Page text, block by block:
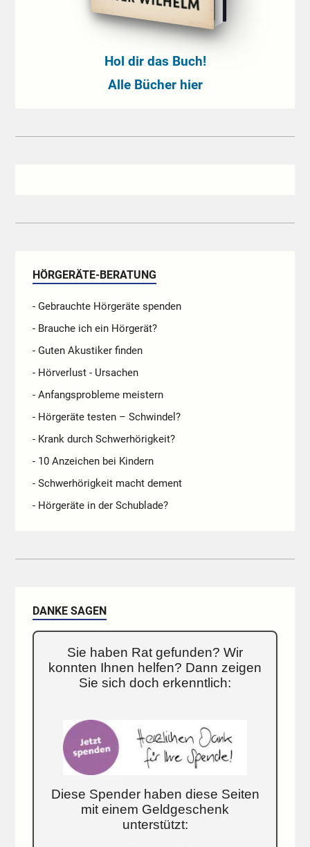
Hol dir das Buch!
Alle Bücher hier
HÖRGERÄTE-BERATUNG
- Gebrauchte Hörgeräte spenden
- Brauche ich ein Hörgerät?
- Guten Akustiker finden
- Hörverlust - Ursachen
- Anfangsprobleme meistern
- Hörgeräte testen – Schwindel?
- Krank durch Schwerhörigkeit?
- 10 Anzeichen bei Kindern
- Schwerhörigkeit macht dement
- Hörgeräte in der Schublade?
DANKE SAGEN
Sie haben Rat gefunden? Wir
konnten Ihnen helfen? Dann zeigen
Sie sich doch erkenntlich:
Diese Spender haben diese Seiten
mit einem Geldgeschenk
unterstützt: